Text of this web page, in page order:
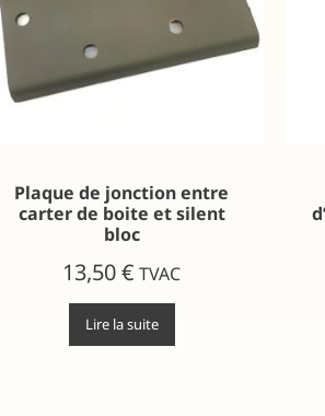
Plaque de jonction entre
carter de boite et silent
bloc
13,50€ TVAC
Lire la suite